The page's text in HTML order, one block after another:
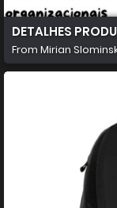
DETALHES
From Mirian